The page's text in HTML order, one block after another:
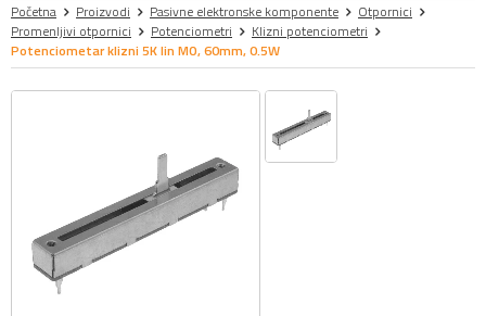
Početna Proizvodi Pasivne elektronske komponente
Otpornici
Promenljivi otpornici
Potenciometri
Klizni potenciometri
Potenciometar klizni 5K lin MO, 60mm, 0.5W